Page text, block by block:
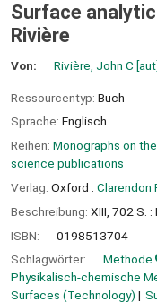
Surface
Rivière
Von: Rivière, John C
Ressourcentyp: Buch
Sprache: Englisch
Reihen: Monographs on
science publications
Verlag: Oxford : Clarendon
Beschreibung: XIII, 702 S. :
ISBN:
0198513704
Schlagwörter:
Methode
Physikalisch-chemische
Surfaces (Technology)